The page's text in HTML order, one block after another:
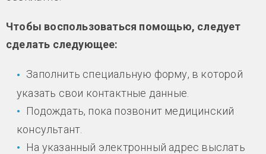
Чтобы воспользоваться помощью, следует
сделать следующее:
Заполнить специальную форму, в которой
указать свои контактные данные.
Подождать, пока позвонит медицинский
консультант.
На указанный электронный адрес выслать